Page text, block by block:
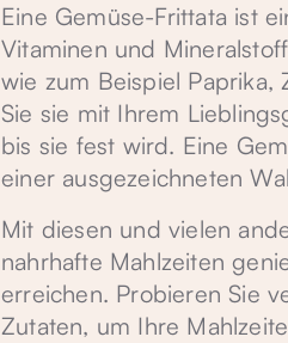
Eine Gemüse-Frittata ist
Vitaminen und
wie zum Beispiel Paprika,
Sie sie mit Ihrem
bis sie fest wird. Eine
einer ausgezeichneten
Mit diesen und vielen
nahrhafte Mahlzeiten
erreichen. Probieren Sie
Zutaten, um Ihre